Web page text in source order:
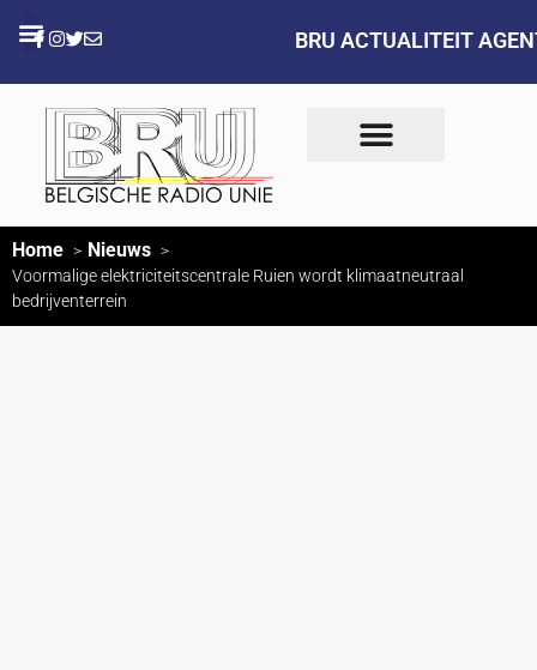
BRU ACTUALITEIT
Home Nieuws
Voormalige elektriciteitscentrale Ruien wordt klimaatneutraal
bedrijventerrein